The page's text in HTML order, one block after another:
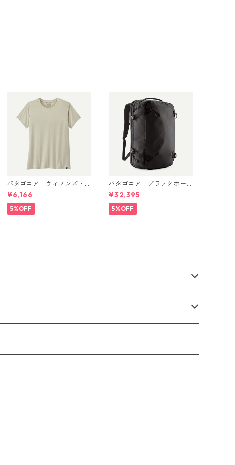
パタゴニア ウィメンズ・
キャプリーン・クール・デ
イリー・シャツ Dyno Whit
e 45226
¥6,166
5%OFF
パタゴニア ブラックホー
ル・MLC 45L Black w/Blac
k 49307 日本正規品
¥32,395
5%OFF